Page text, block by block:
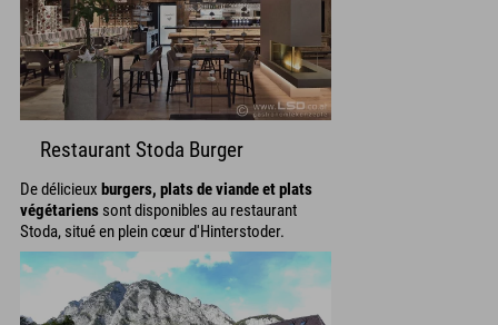
Restaurant Stoda Burger
De délicieux burgers, plats de viande et plats
végétariens sont disponibles au restaurant
Stoda, situé en plein cœur d'Hinterstoder.